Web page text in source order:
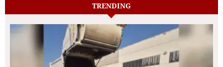
TRENDING